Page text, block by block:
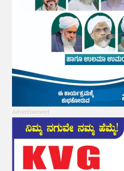
Advertisement